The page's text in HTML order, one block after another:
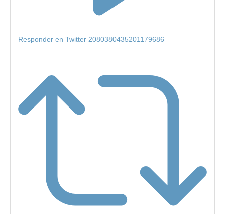
Responder en Twitter 2080380435201179686